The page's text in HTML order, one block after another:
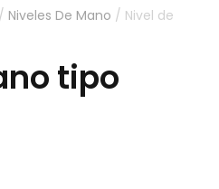
/ Niveles De Mano / Nivel de
tipo